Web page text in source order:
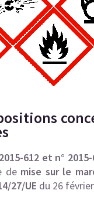
612 et n° 2015-
de mise sur le
27/UE du 26